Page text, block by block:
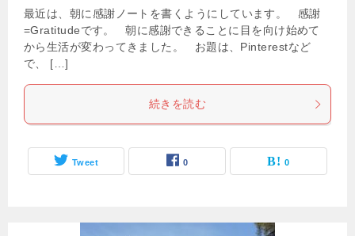
最近は、朝に感謝ノートを書くようにしています。 感謝
=Gratitudeです。 朝に感謝できることに目を向け始めて
から生活が変わってきました。 お題は、Pinterestなど
で、 […]
続きを読む
Tweet 0 0